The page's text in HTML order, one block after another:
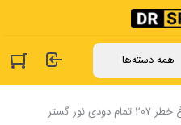
دودی نور گستر